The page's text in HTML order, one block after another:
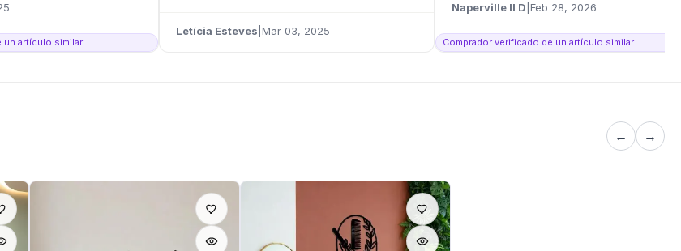
un artículo similar
Letícia Esteves Mar 03, 2025
Naperville Il D Feb 28, 2026
Comprador verificado de un artículo similar
← →